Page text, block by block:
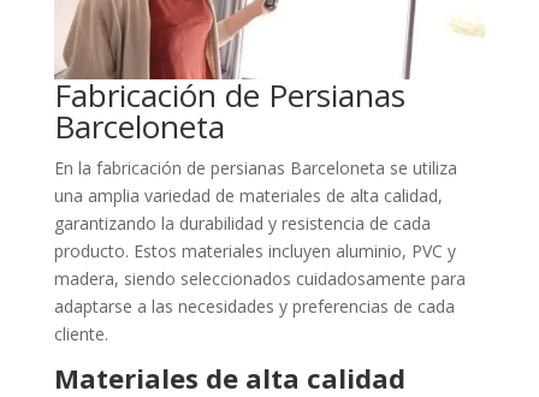
Fabricación de Persianas
Barceloneta
En la fabricación de persianas Barceloneta se utiliza
una amplia variedad de materiales de alta calidad,
garantizando la durabilidad y resistencia de cada
producto. Estos materiales incluyen aluminio, PVC y
madera, siendo seleccionados cuidadosamente para
adaptarse a las necesidades y preferencias de cada
cliente.
Materiales de alta calidad